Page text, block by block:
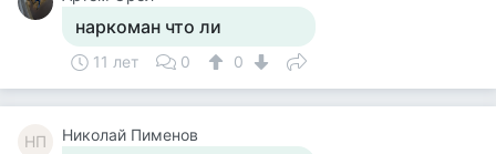
наркоман что ли
11 лет 0 0
НП Николай Пименов